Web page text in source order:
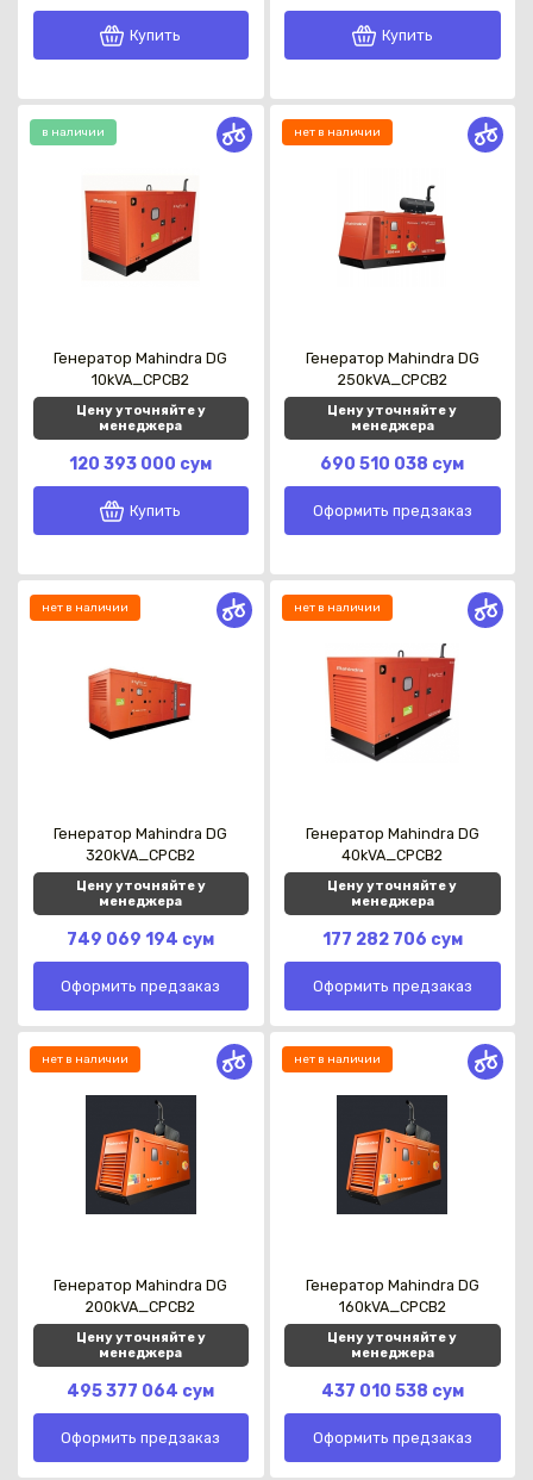
Купить Купить
в наличии
Генератор Mahindra DG
10kVA_CPCB2
Цену уточняйте у
менеджера
120 393 000 сум
Купить
нет в наличии
Генератор Mahindra DG
250kVA_CPCB2
Цену уточняйте у
менеджера
690 510 038 сум
Оформить предзаказ
нет в наличии
Генератор Mahindra DG
320kVA_CPCB2
Цену уточняйте у
менеджера
749 069 194 сум
Оформить предзаказ
нет в наличии
Генератор Mahindra DG
40kVA_CPCB2
Цену уточняйте у
менеджера
177 282 706 сум
Оформить предзаказ
нет в наличии
Генератор Mahindra DG
200kVA_CPCB2
Цену уточняйте у
менеджера
495 377 064 сум
Оформить предзаказ
нет в наличии
Генератор Mahindra DG
160kVA_CPCB2
Цену уточняйте у
менеджера
437 010 538 сум
Оформить предзаказ